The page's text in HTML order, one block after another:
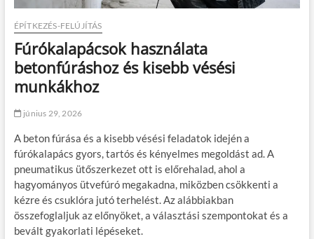
ÉPÍTKEZÉS-FELÚJÍTÁS
Fúrókalapácsok használata
betonfúráshoz és kisebb vésési
munkákhoz
június 29, 2026
A beton fúrása és a kisebb vésési feladatok idején a
fúrókalapács gyors, tartós és kényelmes megoldást ad. A
pneumatikus ütőszerkezet ott is előrehalad, ahol a
hagyományos ütvefúró megakadna, miközben csökkenti a
kézre és csuklóra jutó terhelést. Az alábbiakban
összefoglaljuk az előnyöket, a választási szempontokat és a
bevált gyakorlati lépéseket.